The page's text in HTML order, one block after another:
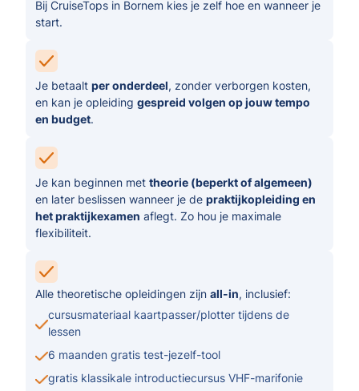
Bij CruiseTops in Bornem kies je zelf hoe en wanneer je
start.
Je betaalt per onderdeel, zonder verborgen kosten,
en kan je opleiding gespreid volgen op jouw tempo
en budget.
Je kan beginnen met theorie (beperkt of algemeen)
en later beslissen wanneer je de praktijkopleiding en
het praktijkexamen aflegt. Zo hou je maximale
flexibiliteit.
Alle theoretische opleidingen zijn all-in, inclusief:
cursusmateriaal kaartpasser/plotter tijdens de
lessen
6 maanden gratis test-jezelf-tool
gratis klassikale introductiecursus VHF-marifonie